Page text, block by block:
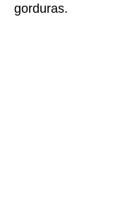
gorduras.